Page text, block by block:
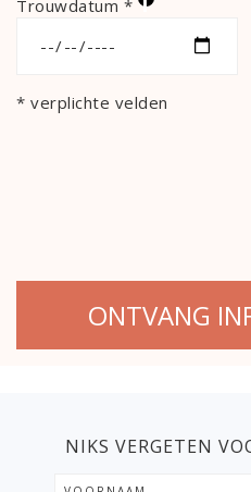
Trouwdatum *
* verplichte velden
NIKS VERGETEN